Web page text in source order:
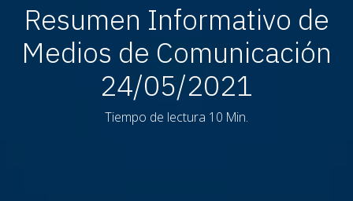
Resumen Informativo de
Medios de Comunicación
24/05/2021
Tiempo de lectura 10 Min.